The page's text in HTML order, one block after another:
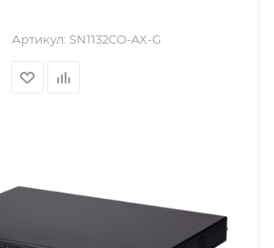
Артикул: SN1132CO-AX-G